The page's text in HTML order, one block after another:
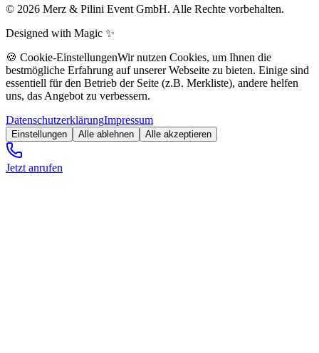
© 2026 Merz & Pilini Event GmbH. Alle Rechte vorbehalten.
Designed with Magic ✨
🍪 Cookie-EinstellungenWir nutzen Cookies, um Ihnen die
bestmögliche Erfahrung auf unserer Webseite zu bieten. Einige sind
essentiell für den Betrieb der Seite (z.B. Merkliste), andere helfen
uns, das Angebot zu verbessern.
DatenschutzerklärungImpressum
Einstellungen Alle ablehnen Alle akzeptieren
Jetzt anrufen